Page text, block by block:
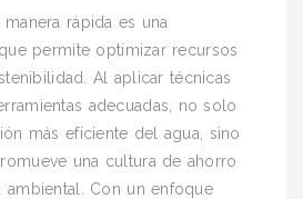
rápida es una
permite optimizar recursos
Al aplicar técnicas
adecuadas, no solo
más eficiente del agua, sino
una cultura de ahorro
Con un enfoque